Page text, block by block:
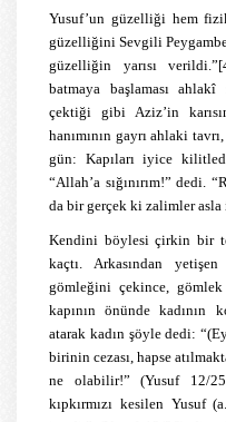
Yusuf’un güzelliği hem
güzelliğini Sevgili
güzelliğin yarısı verildi.”
batmaya başlaması
çektiği gibi Aziz’in
hanımının gayrı ahlaki
gün: Kapıları iyice
“Allah’a sığınırım!” dedi.
da bir gerçek ki zalimler
Kendini böylesi çirkin bir
kaçtı. Arkasından
gömleğini çekince, gömlek
kapının önünde kadının
atarak kadın şöyle dedi:
birinin cezası, hapse
ne olabilir!” (Yusuf 12/
kıpkırmızı kesilen Yusuf